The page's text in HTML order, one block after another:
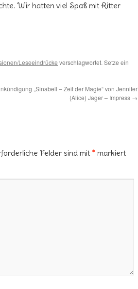
Wir hatten viel Spaß mit Ritter
Leseeindrücke verschlagwortet. Setze ein
„Sinabell – Zeit der Magie“ von Jennifer
(Alice) Jager – Impress →
Felder sind mit * markiert